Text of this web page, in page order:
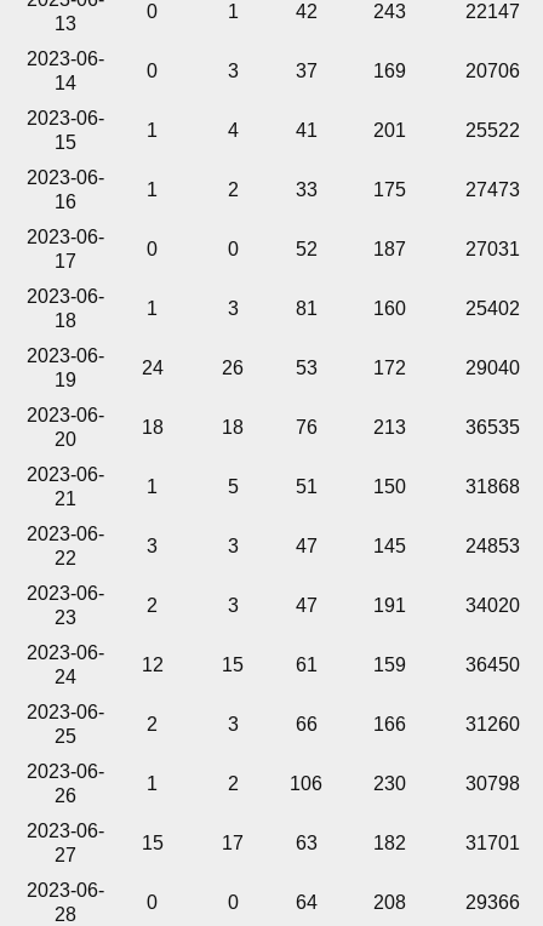
13
0 1 42 243 22147
2023-06-
14
0 3 37 169 20706
2023-06-
15
1 4 41 201 25522
2023-06-
16
1 2 33 175 27473
2023-06-
17
0 0 52 187 27031
2023-06-
18
1 3 81 160 25402
2023-06-
19
24 26 53 172 29040
2023-06-
20
18 18 76 213 36535
2023-06-
21
1 5 51 150 31868
2023-06-
22
3 3 47 145 24853
2023-06-
23
2 3 47 191 34020
2023-06-
24
12 15 61 159 36450
2023-06-
25
2 3 66 166 31260
2023-06-
26
1 2 106 230 30798
2023-06-
27
15 17 63 182 31701
2023-06-
28
0 0 64 208 29366